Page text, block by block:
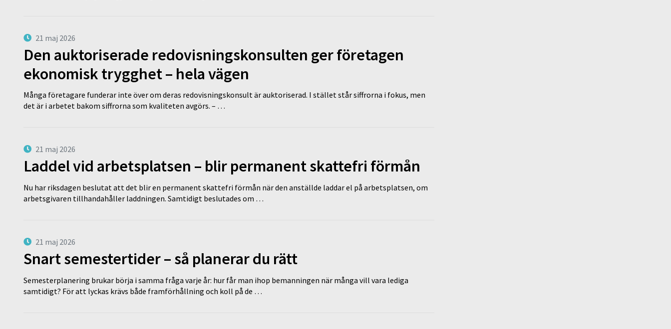
21 maj 2026
Den auktoriserade redovisningskonsulten ger företagen
ekonomisk trygghet – hela vägen
Många företagare funderar inte över om deras redovisningskonsult är auktoriserad. I stället står siffrorna i fokus, men
det är i arbetet bakom siffrorna som kvaliteten avgörs. – …
21 maj 2026
Laddel vid arbetsplatsen – blir permanent skattefri förmån
Nu har riksdagen beslutat att det blir en permanent skattefri förmån när den anställde laddar el på arbetsplatsen, om
arbetsgivaren tillhandahåller laddningen. Samtidigt beslutades om …
21 maj 2026
Snart semestertider – så planerar du rätt
Semesterplanering brukar börja i samma fråga varje år: hur får man ihop bemanningen när många vill vara lediga
samtidigt? För att lyckas krävs både framförhållning och koll på de …